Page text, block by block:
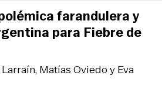
Matías Oviedo y Eva
farandulera y
para Fiebre de